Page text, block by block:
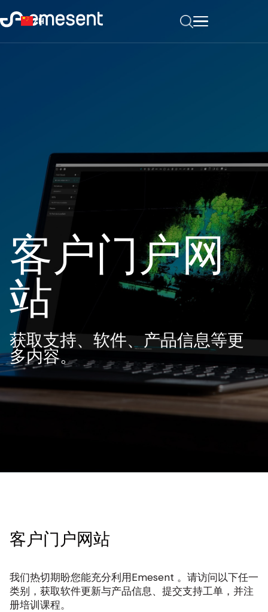
客户门户网
站
获取支持、软件、产品信息等更
多内容。
客户门户网站
我们热切期盼您能充分利用Emesent 。请访问以下任一
类别，获取软件更新与产品信息、提交支持工单，并注
册培训课程。
ZH